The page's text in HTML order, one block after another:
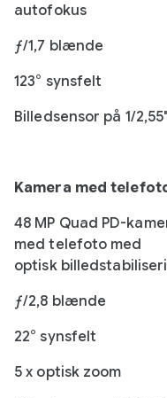
autofokus
ƒ/1,7 blænde
123° synsfelt
Billedsensor på 1/2,55"
Kamera med
48 MP Quad PD-
med telefoto med
optisk
ƒ/2,8 blænde
22° synsfelt
5 x optisk zoom